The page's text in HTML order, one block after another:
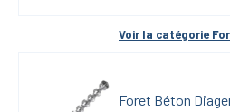
Voir la catégorie
Foret Béton